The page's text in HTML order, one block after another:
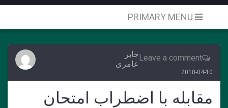
Leave a commentجابر
عامری
2018-04-10
مقابله با اضطراب امتحان